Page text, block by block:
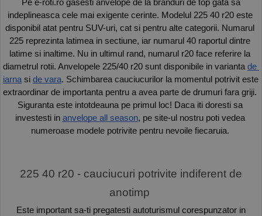
indeplineasca cele mai exigente cerinte. Modelul 225 40 r20 este
disponibil atat pentru SUV-uri, cat si pentru alte categorii. Numarul
225 reprezinta latimea in sectiune, iar numarul 40 raportul dintre
latime si inaltime. Nu in ultimul rand, numarul r20 face referire la
diametrul rotii. Anvelopele 225/40 r20 sunt disponibile in varianta de
iarna si de vara. Schimbarea cauciucurilor la momentul potrivit este
extraordinar de importanta pentru a avea parte de drumuri fara griji.
Siguranta este intotdeauna pe primul loc! Daca iti doresti sa
investesti in anvelope all season, pe site-ul nostru poti vedea
numeroase modele potrivite pentru nevoile fiecaruia.
anotimp